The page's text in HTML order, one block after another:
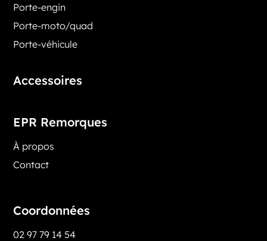
Porte-engin
Porte-moto/quad
Porte-véhicule
Accessoires
EPR Remorques
À propos
Contact
Coordonnées
02 97 79 14 54